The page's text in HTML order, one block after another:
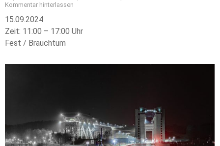
Kommentar hinterlassen
15.09.2024
Zeit: 11:00 – 17:00 Uhr
Fest / Brauchtum